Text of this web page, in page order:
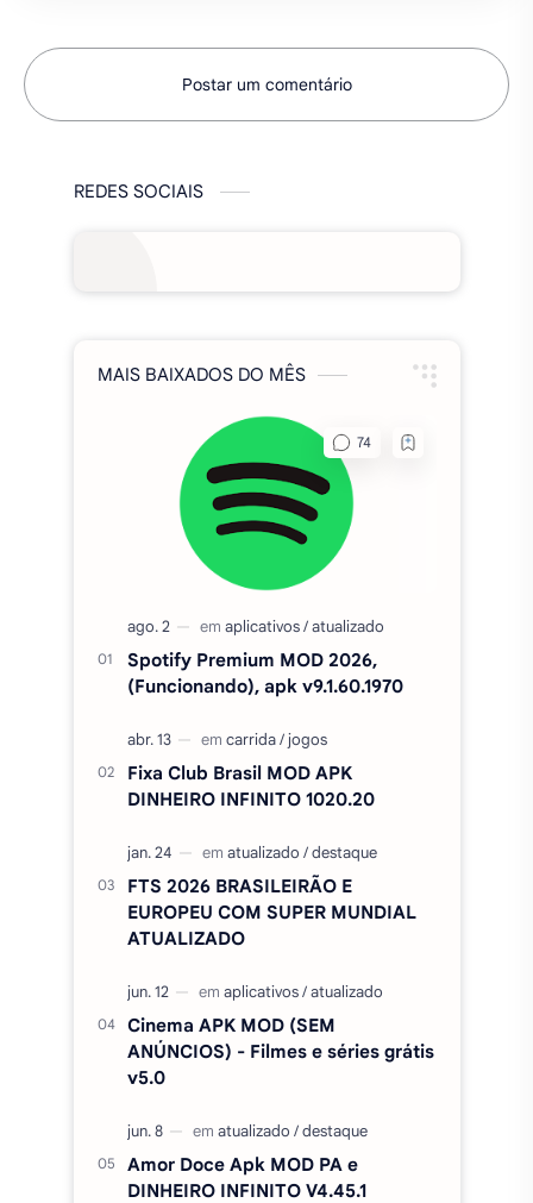
Postar um comentário
REDES SOCIAIS
MAIS BAIXADOS DO MÊS
Spotify Premium MOD 2026,
(Funcionando), apk v9.1.60.1970
Fixa Club Brasil MOD APK
DINHEIRO INFINITO 1020.20
FTS 2026 BRASILEIRÃO E
EUROPEU COM SUPER MUNDIAL
ATUALIZADO
Cinema APK MOD (SEM
ANÚNCIOS) - Filmes e séries grátis
v5.0
Amor Doce Apk MOD PA e
DINHEIRO INFINITO V4.45.1